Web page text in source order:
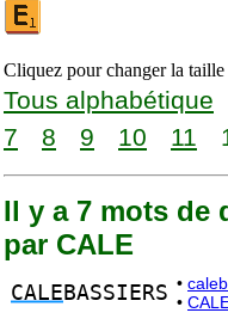
Cliquez pour changer la taille
Tous alphabétique
7
8 9 10 11
Il y a 7 mots de
par CALE
CALE BASSIERS •
•